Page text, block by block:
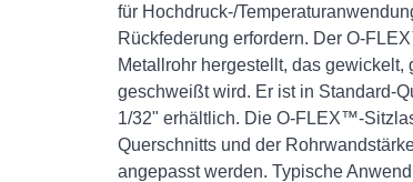
für Hochdruck-/
Rückfederung erfordern. Der O-
Metallrohr hergestellt, das gewickelt,
geschweißt wird. Er ist in Standard-
1/32" erhältlich. Die O-FLEX™-
Querschnitts und der
angepasst werden. Typische